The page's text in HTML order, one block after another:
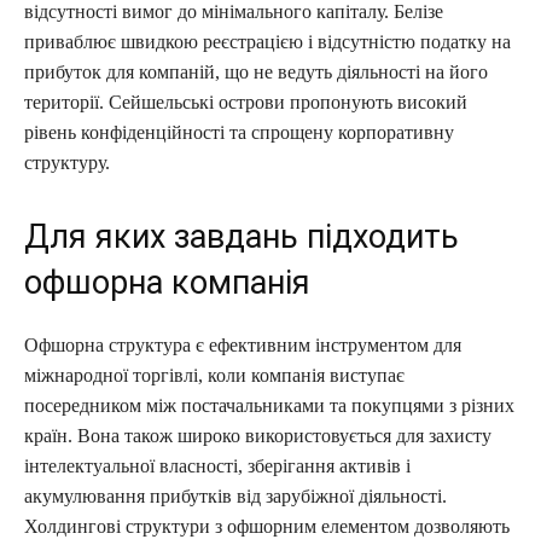
відсутності вимог до мінімального капіталу. Белізе
приваблює швидкою реєстрацією і відсутністю податку на
прибуток для компаній, що не ведуть діяльності на його
території. Сейшельські острови пропонують високий
рівень конфіденційності та спрощену корпоративну
структуру.
Для яких завдань підходить
офшорна компанія
Офшорна структура є ефективним інструментом для
міжнародної торгівлі, коли компанія виступає
посередником між постачальниками та покупцями з різних
країн. Вона також широко використовується для захисту
інтелектуальної власності, зберігання активів і
акумулювання прибутків від зарубіжної діяльності.
Холдингові структури з офшорним елементом дозволяють